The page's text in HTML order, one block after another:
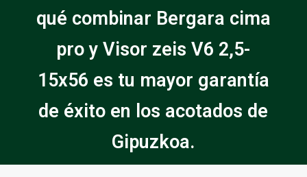
qué combinar Bergara cima
pro y Visor zeis V6 2,5-
15x56 es tu mayor garantía
de éxito en los acotados de
Gipuzkoa.